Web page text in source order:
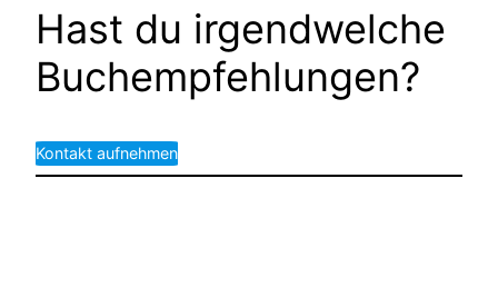
Hast du irgendwelche
Buchempfehlungen?
Kontakt aufnehmen